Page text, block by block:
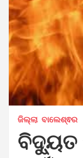
ଜିଲ୍ଲା ବାଲେଶ୍ଵର
ବିଦ୍ୟୁତ